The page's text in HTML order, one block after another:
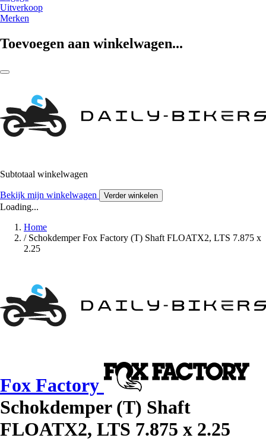
Uitverkoop
Merken
Toevoegen aan winkelwagen...
Subtotaal winkelwagen
Bekijk mijn winkelwagen Verder winkelen
Loading...
Home
/ Schokdemper Fox Factory (T) Shaft FLOATX2, LTS 7.875 x
2.25
Fox Factory
Schokdemper (T) Shaft
FLOATX2, LTS 7.875 x 2.25